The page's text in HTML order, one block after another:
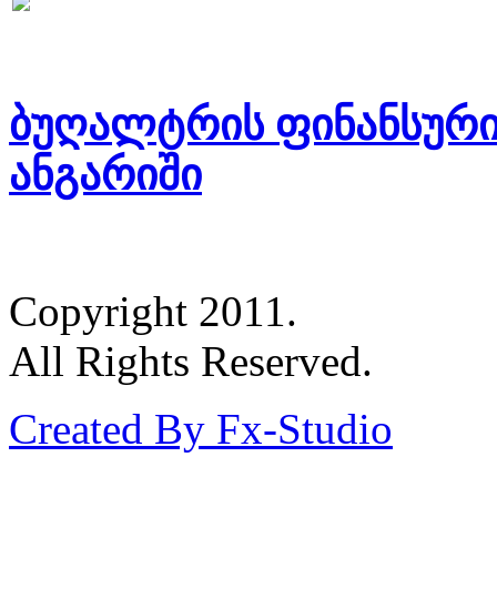
ბუღალტრის
ანგარიში
Copyright 2011.
All Rights Reserved.
Created By Fx-Studio